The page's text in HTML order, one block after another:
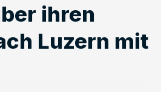
ihren
Luzern mit